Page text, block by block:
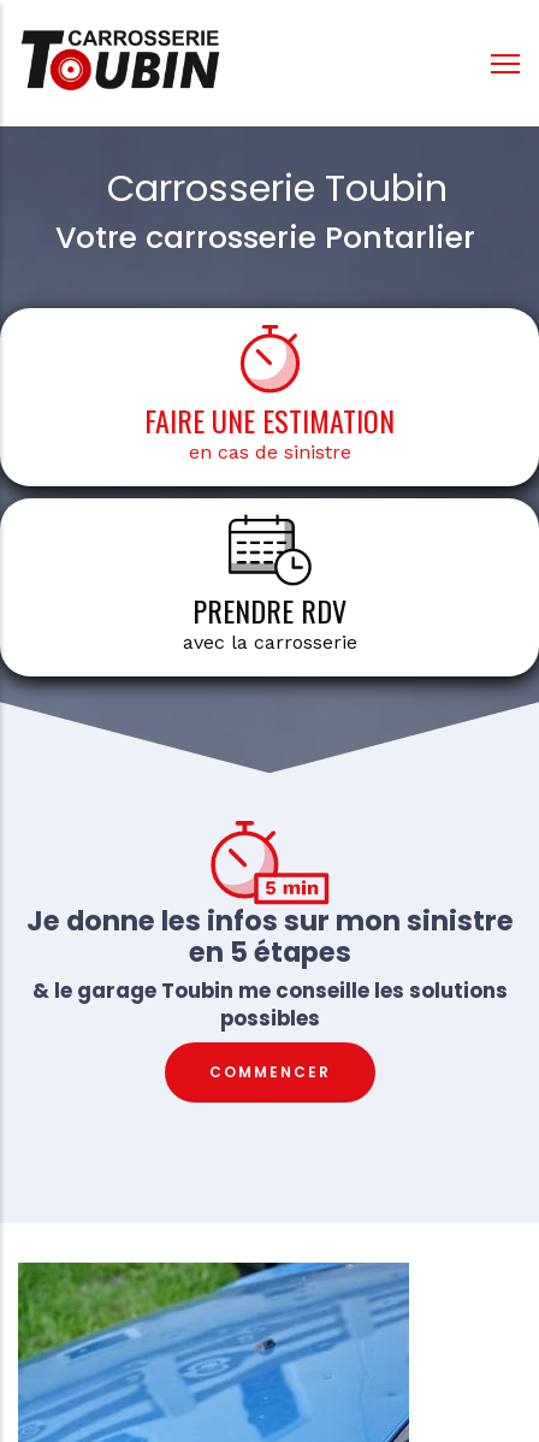
au
contenu
principal
Carrosserie Toubin
Votre carrosserie Pontarlier
FAIRE UNE ESTIMATION
en cas de sinistre
PRENDRE RDV
avec la carrosserie
Je donne les infos sur mon sinistre
en 5 étapes
& le garage Toubin me conseille les solutions
possibles
COMMENCER